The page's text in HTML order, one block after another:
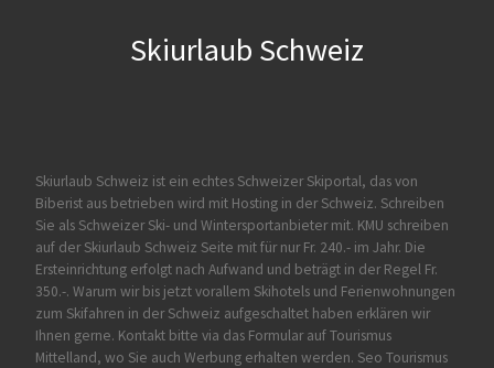
Skiurlaub Schweiz
Skiurlaub Schweiz ist ein echtes Schweizer Skiportal, das von
Biberist aus betrieben wird mit Hosting in der Schweiz. Schreiben
Sie als Schweizer Ski- und Wintersportanbieter mit. KMU schreiben
auf der Skiurlaub Schweiz Seite mit für nur Fr. 240.- im Jahr. Die
Ersteinrichtung erfolgt nach Aufwand und beträgt in der Regel Fr.
350.-. Warum wir bis jetzt vorallem Skihotels und Ferienwohnungen
zum Skifahren in der Schweiz aufgeschaltet haben erklären wir
Ihnen gerne. Kontakt bitte via das Formular aufTourismus
Mittelland, wo Sie auch Werbung erhalten werden. Seo Tourismus